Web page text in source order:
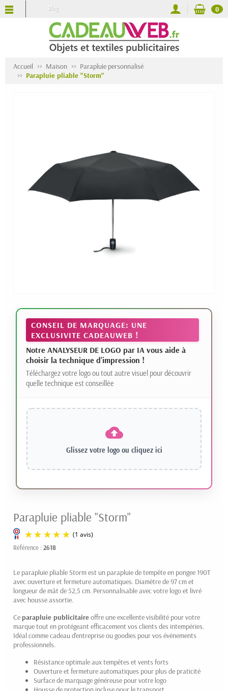
Blog 0
Accueil Maison
Parapluie personnalisé
Parapluie pliable "Storm"
CONSEIL DE MARQUAGE: UNE
EXCLUSIVITE CADEAUWEB !
Notre ANALYSEUR DE LOGO par IA vous aide à
choisir la technique d'impression !
Téléchargez votre logo ou tout autre visuel pour découvrir
quelle technique est conseillée
Glissez votre logo ou cliquez ici
Parapluie pliable "Storm"
(1 avis)
Référence : 2618
Le parapluie pliable Storm est un parapluie de tempête en pongee 190T
avec ouverture et fermeture automatiques. Diamètre de 97 cm et
longueur de mât de 52,5 cm. Personnalisable avec votre logo et livré
avec housse assortie.
Ceparapluie publicitaireoffre une excellente visibilité pour votre
marque tout en protégeant efficacement vos clients des intempéries.
Idéal comme cadeau d'entreprise ou goodies pour vos événements
professionnels.
Résistance optimale aux tempêtes et vents forts
Ouverture et fermeture automatiques pour plus de praticité
Surface de marquage généreuse pour votre logo